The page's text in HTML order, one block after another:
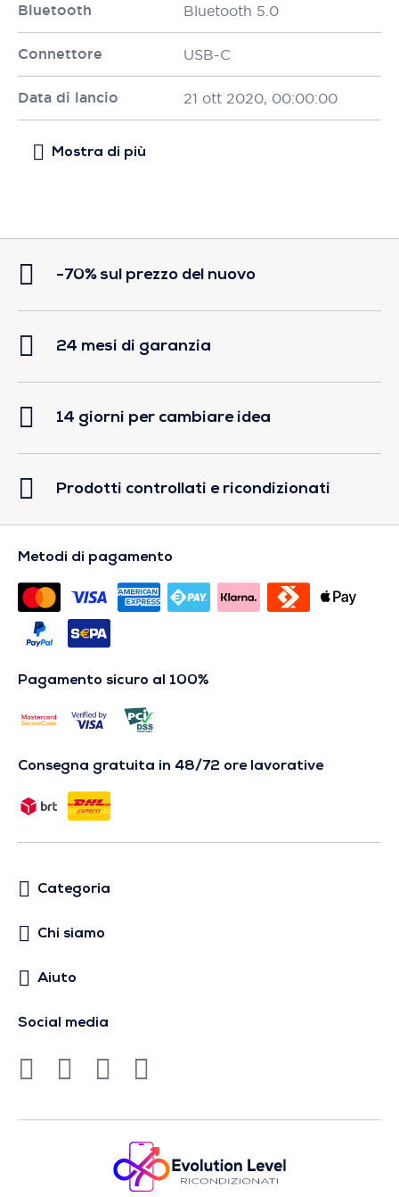
Bluetooth Bluetooth 5.0
Connettore USB-C
Data di lancio 21 ott 2020, 00:00:00
-70% sul prezzo del nuovo
24 mesi di garanzia
14 giorni per cambiare idea
Prodotti controllati e ricondizionati
Metodi di pagamento
Pagamento sicuro al 100%
Consegna gratuita in 48/72 ore lavorative
Categoria
Chi siamo
Aiuto
Social media